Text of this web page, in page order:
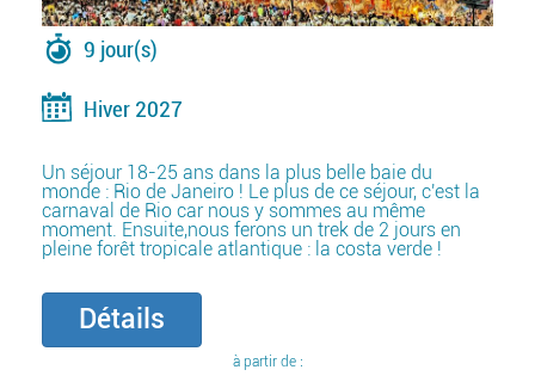
9 jour(s)
Hiver 2027
Un séjour 18-25 ans dans la plus belle baie du
monde : Rio de Janeiro ! Le plus de ce séjour, c'est la
carnaval de Rio car nous y sommes au même
moment. Ensuite,nous ferons un trek de 2 jours en
pleine forêt tropicale atlantique : la costa verde !
Détails
à partir de :